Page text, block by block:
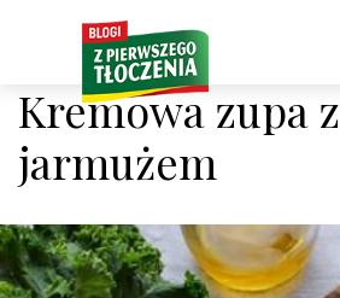
Kremowa zupa
jarmużem